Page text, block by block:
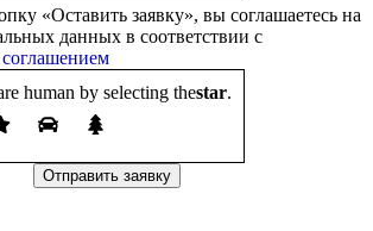
«Оставить заявку», вы соглашаетесь на
данных в соответствии с
соглашением
human by selecting thestar.